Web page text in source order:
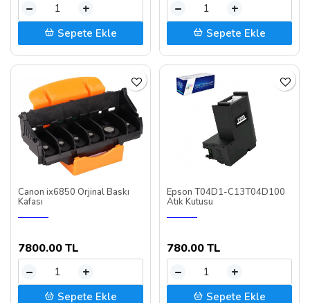
– +
Sepete Ekle
– +
Sepete Ekle
Canon ix6850 Orjinal Baskı
Kafası
7800.00 TL
– +
Sepete Ekle
Epson T04D1-C13T04D100
Atık Kutusu
780.00 TL
– +
Sepete Ekle